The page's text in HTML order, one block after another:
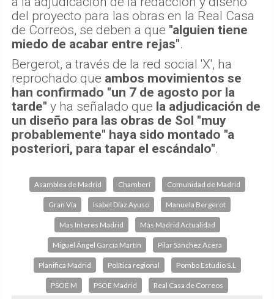
del proyecto para las obras en la Real Casa
de Correos, se deben a que "alguien tiene
miedo de acabar entre rejas".
Bergerot, a través de la red social 'X', ha
reprochado que ambos movimientos se
han confirmado "un 7 de agosto por la
tarde" y ha señalado que la adjudicación de
un diseño para las obras de Sol "muy
probablemente" haya sido montado "a
posteriori, para tapar el escándalo".
Asamblea de Madrid Chamberí Comunidad de Madrid
Gran Vía Isabel Díaz Ayuso Manuela Bergerot
Mas Interes Madrid Más Madrid Actualidad
Miguel Ángel García Martín Pilar Sánchez Acera
Planifica Madrid Política regional Pombo Estudio S.L
PSOE M PSOE Madrid Real Casa de Correos